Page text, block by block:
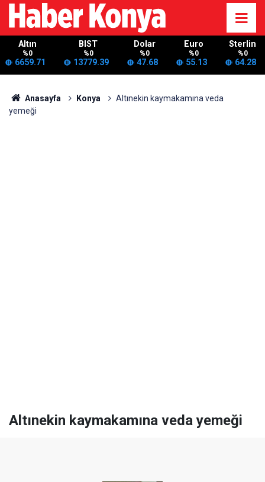
Altın
%0
6659.71
BIST
%0
13779.39
Dolar
%0
47.68
Euro
%0
55.13
Sterlin
%0
64.28
Anasayfa Konya
Altınekin kaymakamına veda
yemeği
Altınekin kaymakamına veda yemeği